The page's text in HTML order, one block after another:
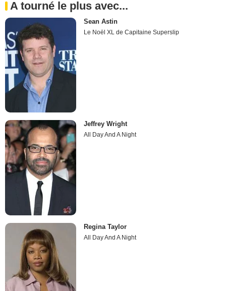
A tourné le plus avec...
Sean Astin
Le Noël XL de Capitaine Superslip
Jeffrey Wright
All Day And A Night
Regina Taylor
All Day And A Night